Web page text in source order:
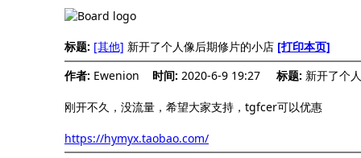
标题: [其他] 新开了个人像后期修片的小店 [打印本页]
作者: Ewenion 时间: 2020-6-9 19:27 标题: 新开了个
刚开不久，没流量，希望大家支持，tgfcer可以优惠
https://hymyx.taobao.com/